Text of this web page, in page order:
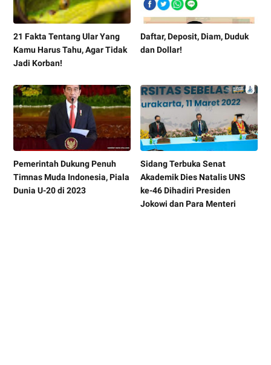
21 Fakta Tentang Ular Yang
Kamu Harus Tahu, Agar Tidak
Jadi Korban!
Daftar, Deposit, Diam, Duduk
dan Dollar!
Pemerintah Dukung Penuh
Timnas Muda Indonesia, Piala
Dunia U-20 di 2023
Sidang Terbuka Senat
Akademik Dies Natalis UNS
ke-46 Dihadiri Presiden
Jokowi dan Para Menteri